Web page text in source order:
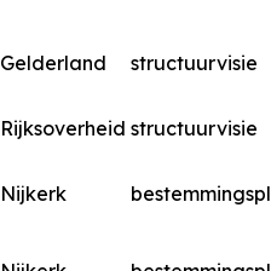
Gelderland structuurvisie
Rijksoverheid structuurvisie
Nijkerk